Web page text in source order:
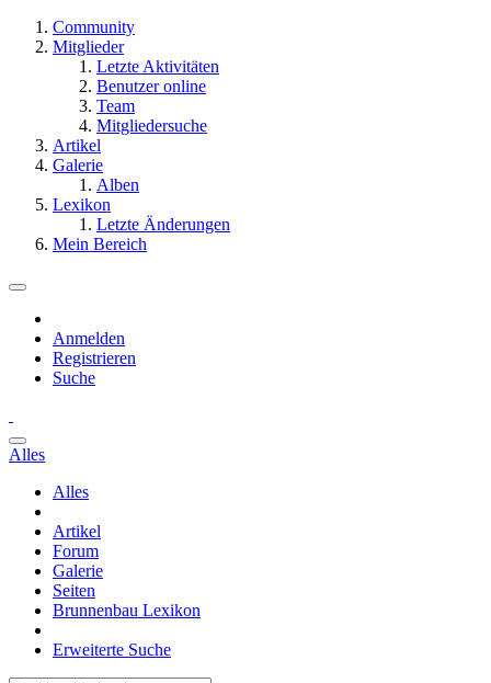
Community
Mitglieder
Letzte Aktivitäten
Benutzer online
Team
Mitgliedersuche
Artikel
Galerie
Alben
Lexikon
Letzte Änderungen
Mein Bereich
Anmelden
Registrieren
Suche
Alles
Alles
Artikel
Forum
Galerie
Seiten
Brunnenbau Lexikon
Erweiterte Suche